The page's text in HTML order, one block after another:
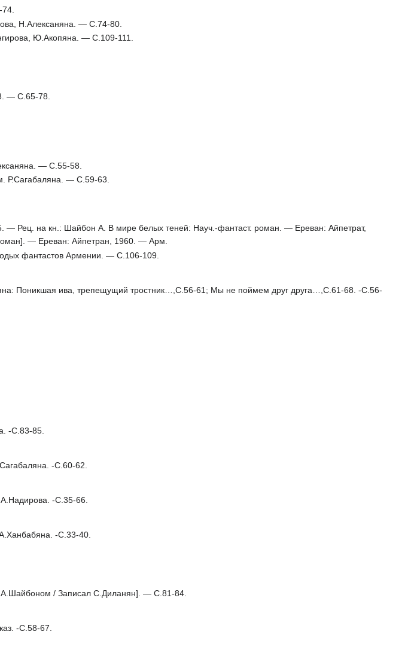
Н.Алексаняна. — С.74-80.
Ю.Акопяна. — С.109-111.
— С.65-78.
— С.55-58.
Р.Сагабаляна. — С.59-63.
Рец. на кн.: Шайбон А. В мире белых теней: Науч.-фантаст. роман. — Ереван: Айпетрат,
— Ереван: Айпетран, 1960. — Арм.
фантастов Армении. — С.106-109.
Поникшая ива, трепещущий тростник…,С.56-61; Мы не поймем друг друга…,С.61-68. -С.56-
-С.83-85.
-С.60-62.
-С.35-66.
-С.33-40.
/ Записал С.Диланян]. — С.81-84.
-С.58-67.